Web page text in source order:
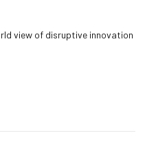
view of disruptive innovation